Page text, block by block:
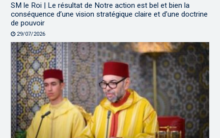
SM le Roi | Le résultat de Notre action est bel et bien la
conséquence d’une vision stratégique claire et d’une doctrine
de pouvoir
29/07/2026